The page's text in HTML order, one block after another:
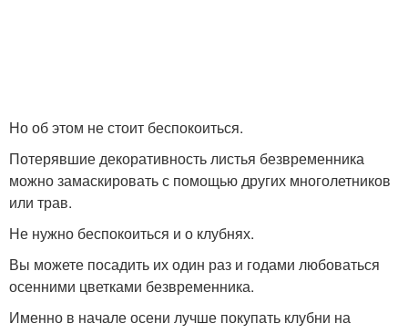
Но об этом не стоит беспокоиться.
Потерявшие декоративность листья безвременника
можно замаскировать с помощью других многолетников
или трав.
Не нужно беспокоиться и о клубнях.
Вы можете посадить их один раз и годами любоваться
осенними цветками безвременника.
Именно в начале осени лучше покупать клубни на